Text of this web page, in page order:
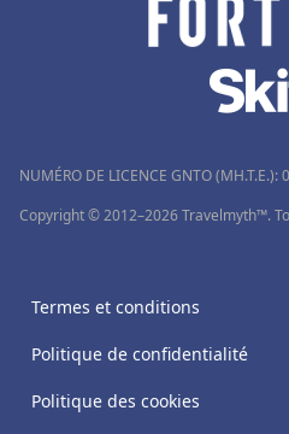
NUMÉRO DE LICENCE GNTO
Copyright © 2012–2026 Travelmyth™.
Termes et conditions
Politique de confidentialité
Politique des cookies